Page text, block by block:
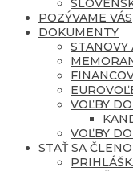
POZÝVAME VÁS
DOKUMENTY
STANOVY
VOĽBY
VOĽBY
STAŤ SA